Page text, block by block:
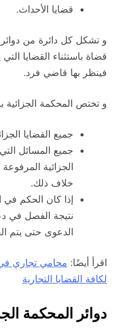
قضايا الأحداث.
و تشكل كل دائرة من دوائر
قضاة باستثناء القضايا
فينظر بها قاضي فرد.
و تختص المحكمة الجزائية
جميع القضايا
جميع المسائل
الجزائية
خلاف ذلك.
إذا كان الحكم في
نتيجة الفصل في
الدعوى حتى يتم
اقرأ أيضًا: محامي تجاري
لكافة القضايا التجارية
دوائر المحكمة